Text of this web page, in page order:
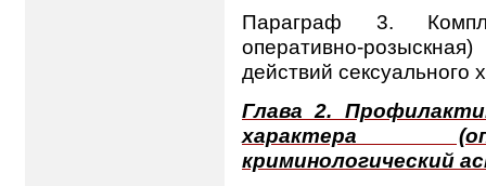
Параграф 3.
оперативно-
действий сексуального
Глава 2.
характера
криминологический